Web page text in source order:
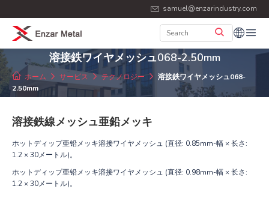
samuel@enzarindustry.com
溶接鉄ワイヤメッシュ068-2.50mm
ホーム サービス テクノロジー
溶接鉄ワイヤメッシュ068-
2.50mm
溶接鉄線メッシュ亜鉛メッキ
ホットディップ亜铅メッキ溶接ワイヤメッシュ (直径: 0.85mm-幅 × 长さ:
1.2 × 30メートル)。
ホットディップ亜铅メッキ溶接ワイヤメッシュ (直径: 0.98mm-幅 × 长さ:
1.2 × 30メートル)。